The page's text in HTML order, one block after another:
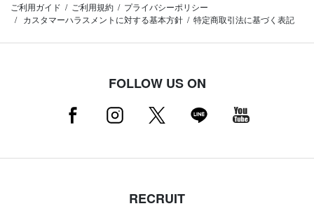
ご利用ガイド ご利用規約
プライバシーポリシー
カスタマーハラスメントに対する基本方針
特定商取引法に基づく表記
FOLLOW US ON
RECRUIT